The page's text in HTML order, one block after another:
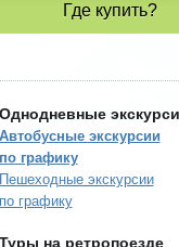
Где купить?
Однодневные
Автобусные экскурсии
по графику
Пешеходные экскурсии
по графику
Туры на ретропоезде